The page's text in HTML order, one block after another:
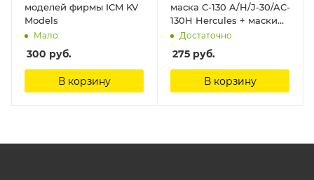
моделей фирмы ICM KV
Models
Мало
300 руб.
В корзину
маска C-130 A/H/J-30/AC-
130H Hercules + маски
на диски и колеса для
моделей фирмы
Minicraft KV Models
Достаточно
275 руб.
В корзину